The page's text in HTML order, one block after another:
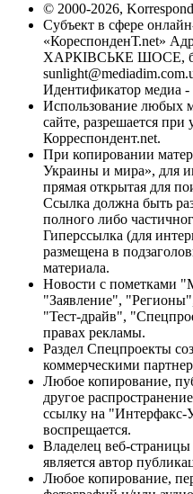
© 2000-2026,
Субъект в сфере
«КореспонденТ.net»
ХАРКІВСЬКЕ ШОСЕ,
Идентификатор медиа -
Использование любых
сайте, разрешается
Корреспондент.net.
При копировании
Украины и мира», для
прямая открытая для
Ссылка должна быть
полного либо
Гиперссылка (для
размещена в
материала.
Новости с пометками
"Заявление",
"Тест-драйв",
правах рекламы.
Раздел Спецпроекты
коммерческими
Любое копирование,
другое
ссылку на "Интерфакс-
воспрещается.
Владелец веб-
является автор
Любое копирование,